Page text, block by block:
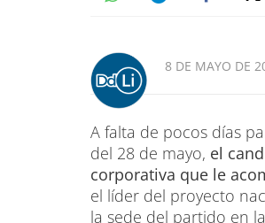
8 DE MAYO DE
A falta de pocos días
del 28 de mayo, el
corporativa que le
el líder del proyecto
la sede del partido en